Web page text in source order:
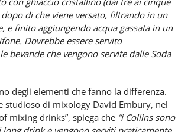
di che viene versato, filtrando in un
e finito aggiungendo acqua gassata in un
Dovrebbe essere servito
bevande che vengono servite dalle Soda
degli elementi che fanno la differenza.
studioso di mixology David Embury, nel
mixing drinks”, spiega che “i Collins sono